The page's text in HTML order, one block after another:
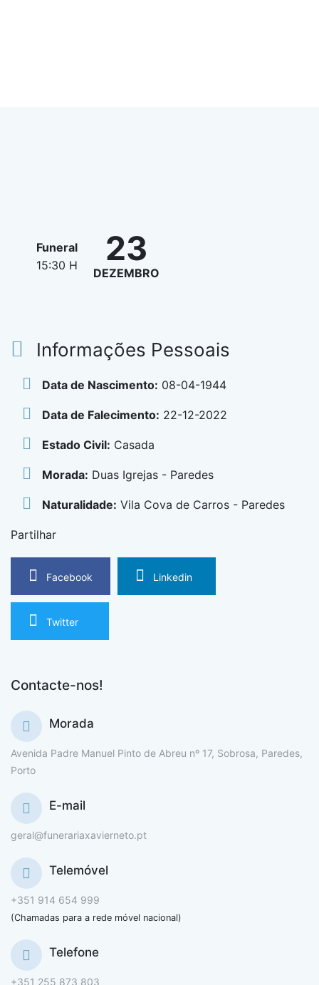
Informações Pessoais
Data de Nascimento: 08-04-1944
Data de Falecimento: 22-12-2022
Estado Civil: Casada
Morada: Duas Igrejas - Paredes
Naturalidade: Vila Cova de Carros - Paredes
Partilhar
Facebook Linkedin
Twitter
Funeral 23
DEZEMBRO
15:30 H
Contacte-nos!
Morada
Avenida Padre Manuel Pinto de Abreu nº 17, Sobrosa, Paredes,
Porto
E-mail
geral@funerariaxavierneto.pt
Telemóvel
+351 914 654 999
(Chamadas para a rede móvel nacional)
Telefone
+351 255 873 803